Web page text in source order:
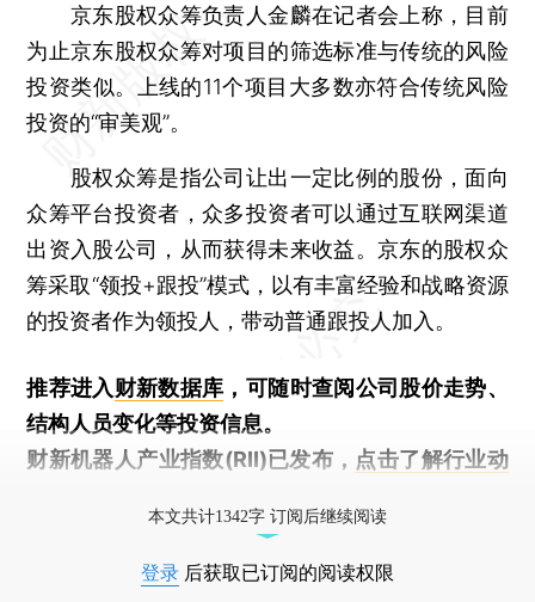
京东股权众筹负责人金麟在记者会上称，目前
为止京东股权众筹对项目的筛选标准与传统的风险
投资类似。上线的11个项目大多数亦符合传统风险
投资的“审美观”。
股权众筹是指公司让出一定比例的股份，面向
众筹平台投资者，众多投资者可以通过互联网渠道
出资入股公司，从而获得未来收益。京东的股权众
筹采取“领投+跟投”模式，以有丰富经验和战略资源
的投资者作为领投人，带动普通跟投人加入。
推荐进入财新数据库 ，可随时查阅公司股价走势、
结构人员变化等投资信息。
财新机器人产业指数(RII)已发布， 点击了解行业动
本文共计1342字 订阅后继续阅读
登录 后获取已订阅的阅读权限